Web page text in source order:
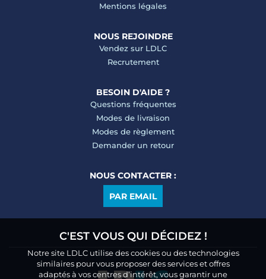
Mentions légales
NOUS REJOINDRE
Vendez sur LDLC
Recrutement
BESOIN D'AIDE ?
Questions fréquentes
Modes de livraison
Modes de règlement
Demander un retour
NOUS CONTACTER :
PAR EMAIL
C'EST VOUS QUI DÉCIDEZ !
Notre site LDLC utilise des cookies ou des technologies
similaires pour vous proposer des services et offres
adaptés à vos centres d’intérêt, vous garantir une